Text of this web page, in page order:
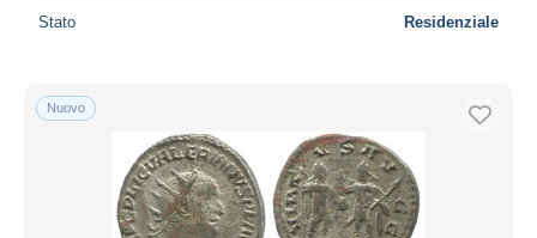
Stato Residenziale
Nuovo